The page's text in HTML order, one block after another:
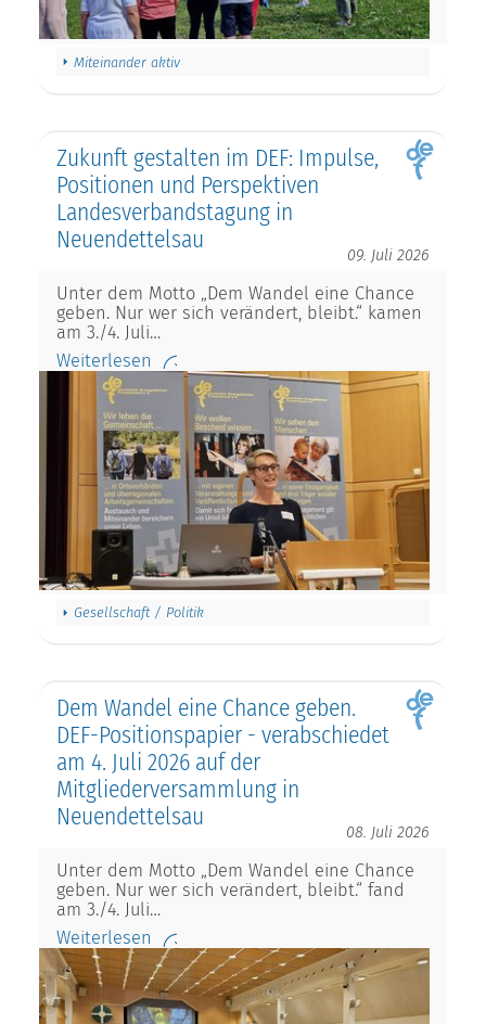
Miteinander aktiv
Zukunft gestalten im DEF: Impulse,
Positionen und Perspektiven
Landesverbandstagung in
Neuendettelsau
09. Juli 2026
Unter dem Motto „Dem Wandel eine Chance
geben. Nur wer sich verändert, bleibt.“ kamen
am 3./4. Juli…
Weiterlesen
Gesellschaft / Politik
Dem Wandel eine Chance geben.
DEF-Positionspapier - verabschiedet
am 4. Juli 2026 auf der
Mitgliederversammlung in
Neuendettelsau
08. Juli 2026
Unter dem Motto „Dem Wandel eine Chance
geben. Nur wer sich verändert, bleibt.“ fand
am 3./4. Juli…
Weiterlesen